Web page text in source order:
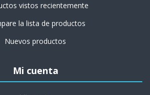
vistos recientemente
la lista de productos
Nuevos productos
Mi cuenta